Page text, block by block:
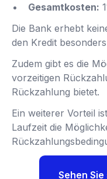
Gesamtkosten:
Die Bank erhebt
den Kredit
Zudem gibt es die
vorzeitigen
Rückzahlung bietet.
Ein weiterer Vorteil
Laufzeit die
Sehen